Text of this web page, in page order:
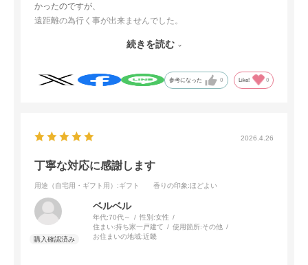
かったのですが、
遠距離の為行く事が出来ませんでした。
続きを読む
参考になった 0 Like! 0
2026.4.26
丁寧な対応に感謝します
用途（自宅用・ギフト用） :ギフト 香りの印象:ほどよい
ベルベル
年代:70代～ 性別:女性
住まい:持ち家一戸建て 使用箇所:その他
お住まいの地域:近畿